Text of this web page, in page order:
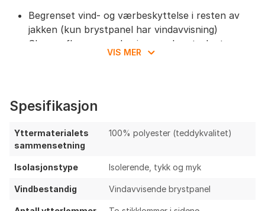
Begrenset vind- og værbeskyttelse i resten av
jakken (kun brystpanel har vindavvisning)
Sherpa-fleece er voluminøs og kan tørke tregere
enn tynn/mikrofleece
Ingen justering i hette/nederkant og ingen
brystlomme
Mindre pustende enn tynn grid-/teknisk fleece
ved høy intensitet
Oppsummering & anbefalinger
Trollheimen hybrid sherpajakke dame er en varm og
komfortabel mellomlagsjakke i teddyfleece med
VIS MER
Spesifikasjon
Yttermaterialets
sammensetning
100% polyester (teddykvalitet)
Isolasjonstype Isolerende, tykk og myk
Vindbestandig Vindavvisende brystpanel